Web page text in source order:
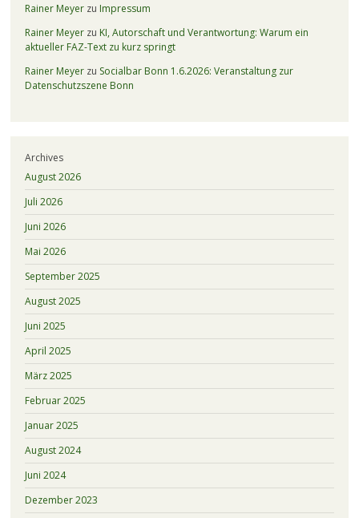
Rainer Meyerzu Impressum
Rainer Meyerzu KI, Autorschaft und Verantwortung: Warum ein
aktueller FAZ-Text zu kurz springt
Rainer Meyerzu Socialbar Bonn 1.6.2026: Veranstaltung zur
Datenschutzszene Bonn
Archives
August 2026
Juli 2026
Juni 2026
Mai 2026
September 2025
August 2025
Juni 2025
April 2025
März 2025
Februar 2025
Januar 2025
August 2024
Juni 2024
Dezember 2023